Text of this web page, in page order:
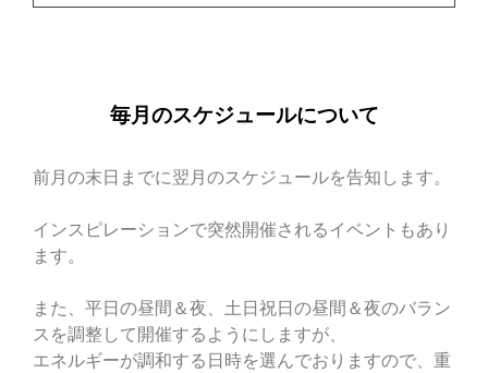
毎月のスケジュールについて
前月の末日までに翌月のスケジュールを告知します。
インスピレーションで突然開催されるイベントもあり
ます。
また、平日の昼間＆夜、土日祝日の昼間＆夜のバラン
スを調整して開催するようにしますが、
エネルギーが調和する日時を選んでおりますので、重